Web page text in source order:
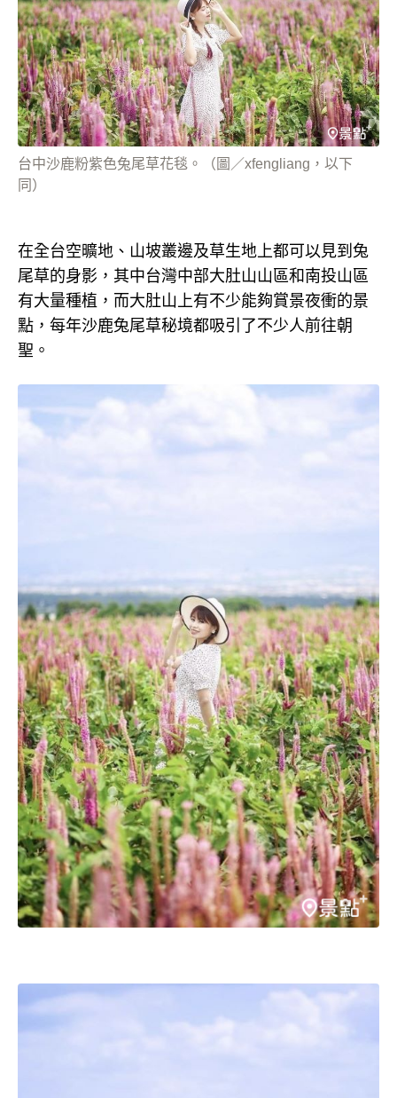
台中沙鹿粉紫色兔尾草花毯。（圖／xfengliang，以下
同）
在全台空曠地、山坡叢邊及草生地上都可以見到兔
尾草的身影，其中台灣中部大肚山山區和南投山區
有大量種植，而大肚山上有不少能夠賞景夜衝的景
點，每年沙鹿兔尾草秘境都吸引了不少人前往朝
聖。